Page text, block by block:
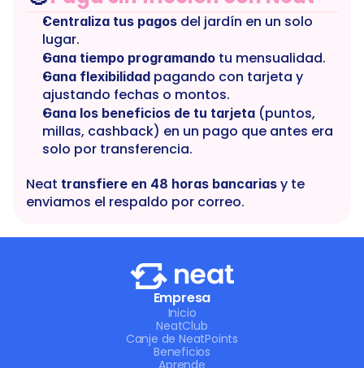
Centraliza tus pagos del jardín en un solo
lugar.
Gana tiempo programando tu mensualidad.
Gana flexibilidad pagando con tarjeta y
ajustando fechas o montos.
Gana los beneficios de tu tarjeta (puntos,
millas, cashback) en un pago que antes era
solo por transferencia.
Neat transfiere en 48 horas bancarias y te
enviamos el respaldo por correo.
Empresa
Inicio
NeatClub
Canje de NeatPoints
Beneficios
Aprende